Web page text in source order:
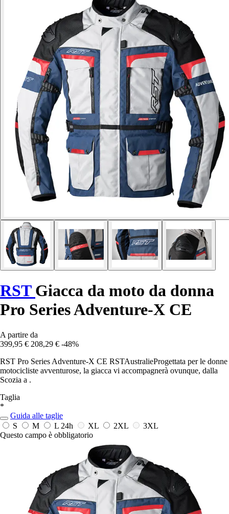
RST Giacca da moto da donna
Pro Series Adventure-X CE
A partire da
399,95 € 208,29 € -48%
RST Pro Series Adventure-X CE RSTAustralieProgettata per le donne
motocicliste avventurose, la giacca vi accompagnerà ovunque, dalla
Scozia a .
Taglia
*
Guida alle taglie
S
M L 24h XL 2XL
3XL
Questo campo è obbligatorio